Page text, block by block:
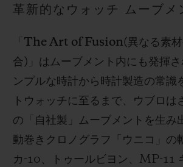
革新的なウォッチ ムーブメ
The Art of Fusion(異なる素
合) 」はムーブメント内にも発揮
ンプルな時計から時計製造の常識
トウォッチに至るまで、ウブロは
の「自社製」ムーブメントを生み
動巻きクロノグラフ「ウニコ」の
カ -10 、トゥールビヨン、 MP-11